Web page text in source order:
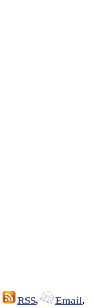
RSS, Email,